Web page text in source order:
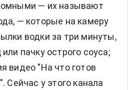
— их называют
— которые на камеру
водки за три минуты,
пачку острого соуса;
видео "На что готов
Сейчас у этого канала